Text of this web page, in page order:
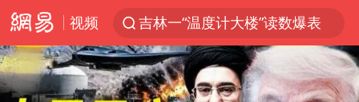
视频
吉林一“温度计大楼”读数爆表
贵州轮胎子公司获美国退税8136万
台风白海豚影响中国已成定局